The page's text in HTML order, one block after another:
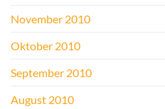
November 2010
Oktober 2010
September 2010
August 2010